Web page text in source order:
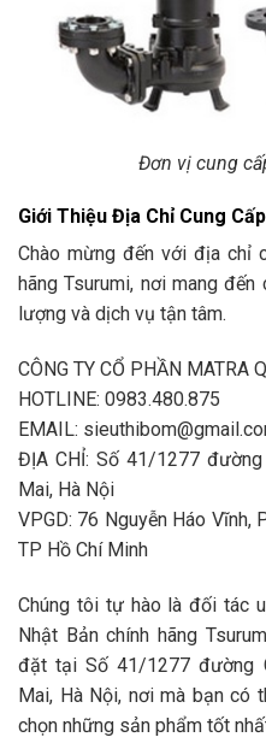
Đơn vị cung
Giới Thiệu Địa Chỉ Cung
Chào mừng đến với địa chỉ
hãng Tsurumi, nơi mang
lượng và dịch vụ tận tâm.
CÔNG TY CỔ PHẦN MATRA
HOTLINE: 0983.480.875
EMAIL:
ĐỊA CHỈ: Số 41/1277 đường
Mai, Hà Nội
VPGD: 76 Nguyễn Háo Vĩnh,
TP Hồ Chí Minh
Chúng tôi tự hào là đối tác
Nhật Bản chính hãng
đặt tạiSố 41/1277 đường
Mai, Hà Nội, nơi mà bạn có
chọn những sản phẩm tốt